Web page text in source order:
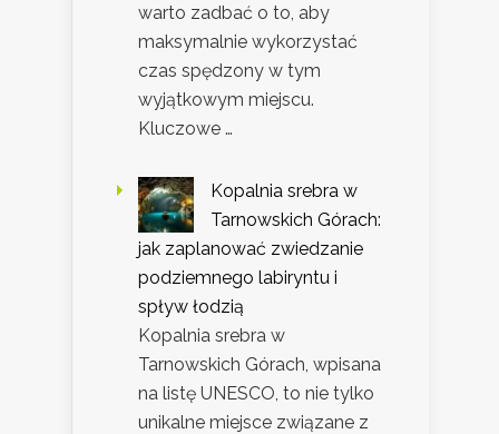
warto zadbać o to, aby
maksymalnie wykorzystać
czas spędzony w tym
wyjątkowym miejscu.
Kluczowe …
Kopalnia srebra w
Tarnowskich Górach:
jak zaplanować zwiedzanie
podziemnego labiryntu i
spływ łodzią
Kopalnia srebra w
Tarnowskich Górach, wpisana
na listę UNESCO, to nie tylko
unikalne miejsce związane z